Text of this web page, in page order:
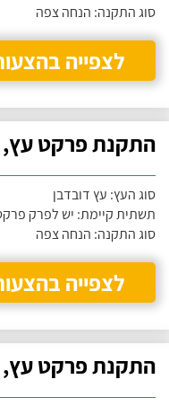
סוג התקנה: הנחה צפה
לצפייה
התקנת פרקט עץ,
סוג העץ: עץ דובדבן
תשתית קיימת: יש לפרק
סוג התקנה: הנחה צפה
לצפייה
התקנת פרקט עץ,